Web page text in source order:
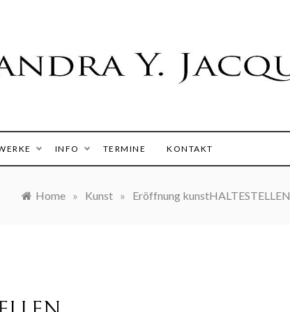
INFO TERMINE KONTAKT
Home » Kunst » Eröffnung kunstHALTESTELLEN